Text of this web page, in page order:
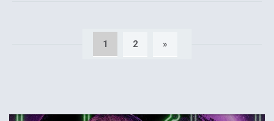
1 2 »